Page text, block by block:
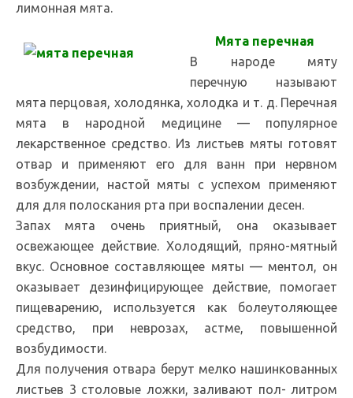
лимонная мята.
Мята перечная
В народе мяту
перечную называют
мята перцовая, холодянка, холодка и т. д. Перечная
мята в народной медицине — популярное
лекарственное средство. Из листьев мяты готовят
отвар и применяют его для ванн при нервном
возбуждении, настой мяты с успехом применяют
для для полоскания рта при воспалении десен.
Запах мята очень приятный, она оказывает
освежающее действие. Холодящий, пряно-мятный
вкус. Основное составляющее мяты — ментол, он
оказывает дезинфицирующее действие, помогает
пищеварению, используется как болеутоляющее
средство, при неврозах, астме, повышенной
возбудимости.
Для получения отвара берут мелко нашинкованных
листьев 3 столовые ложки, заливают пол- литром